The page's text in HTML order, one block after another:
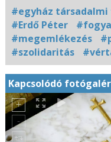
#egyház
#Erdő Péter
#megemlékezés
#szolidaritás
Kapcsolódó